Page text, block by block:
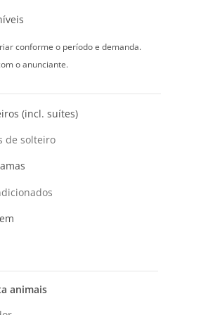
conforme o período e demanda.
o anunciante.
(incl. suítes)
de solteiro
animais